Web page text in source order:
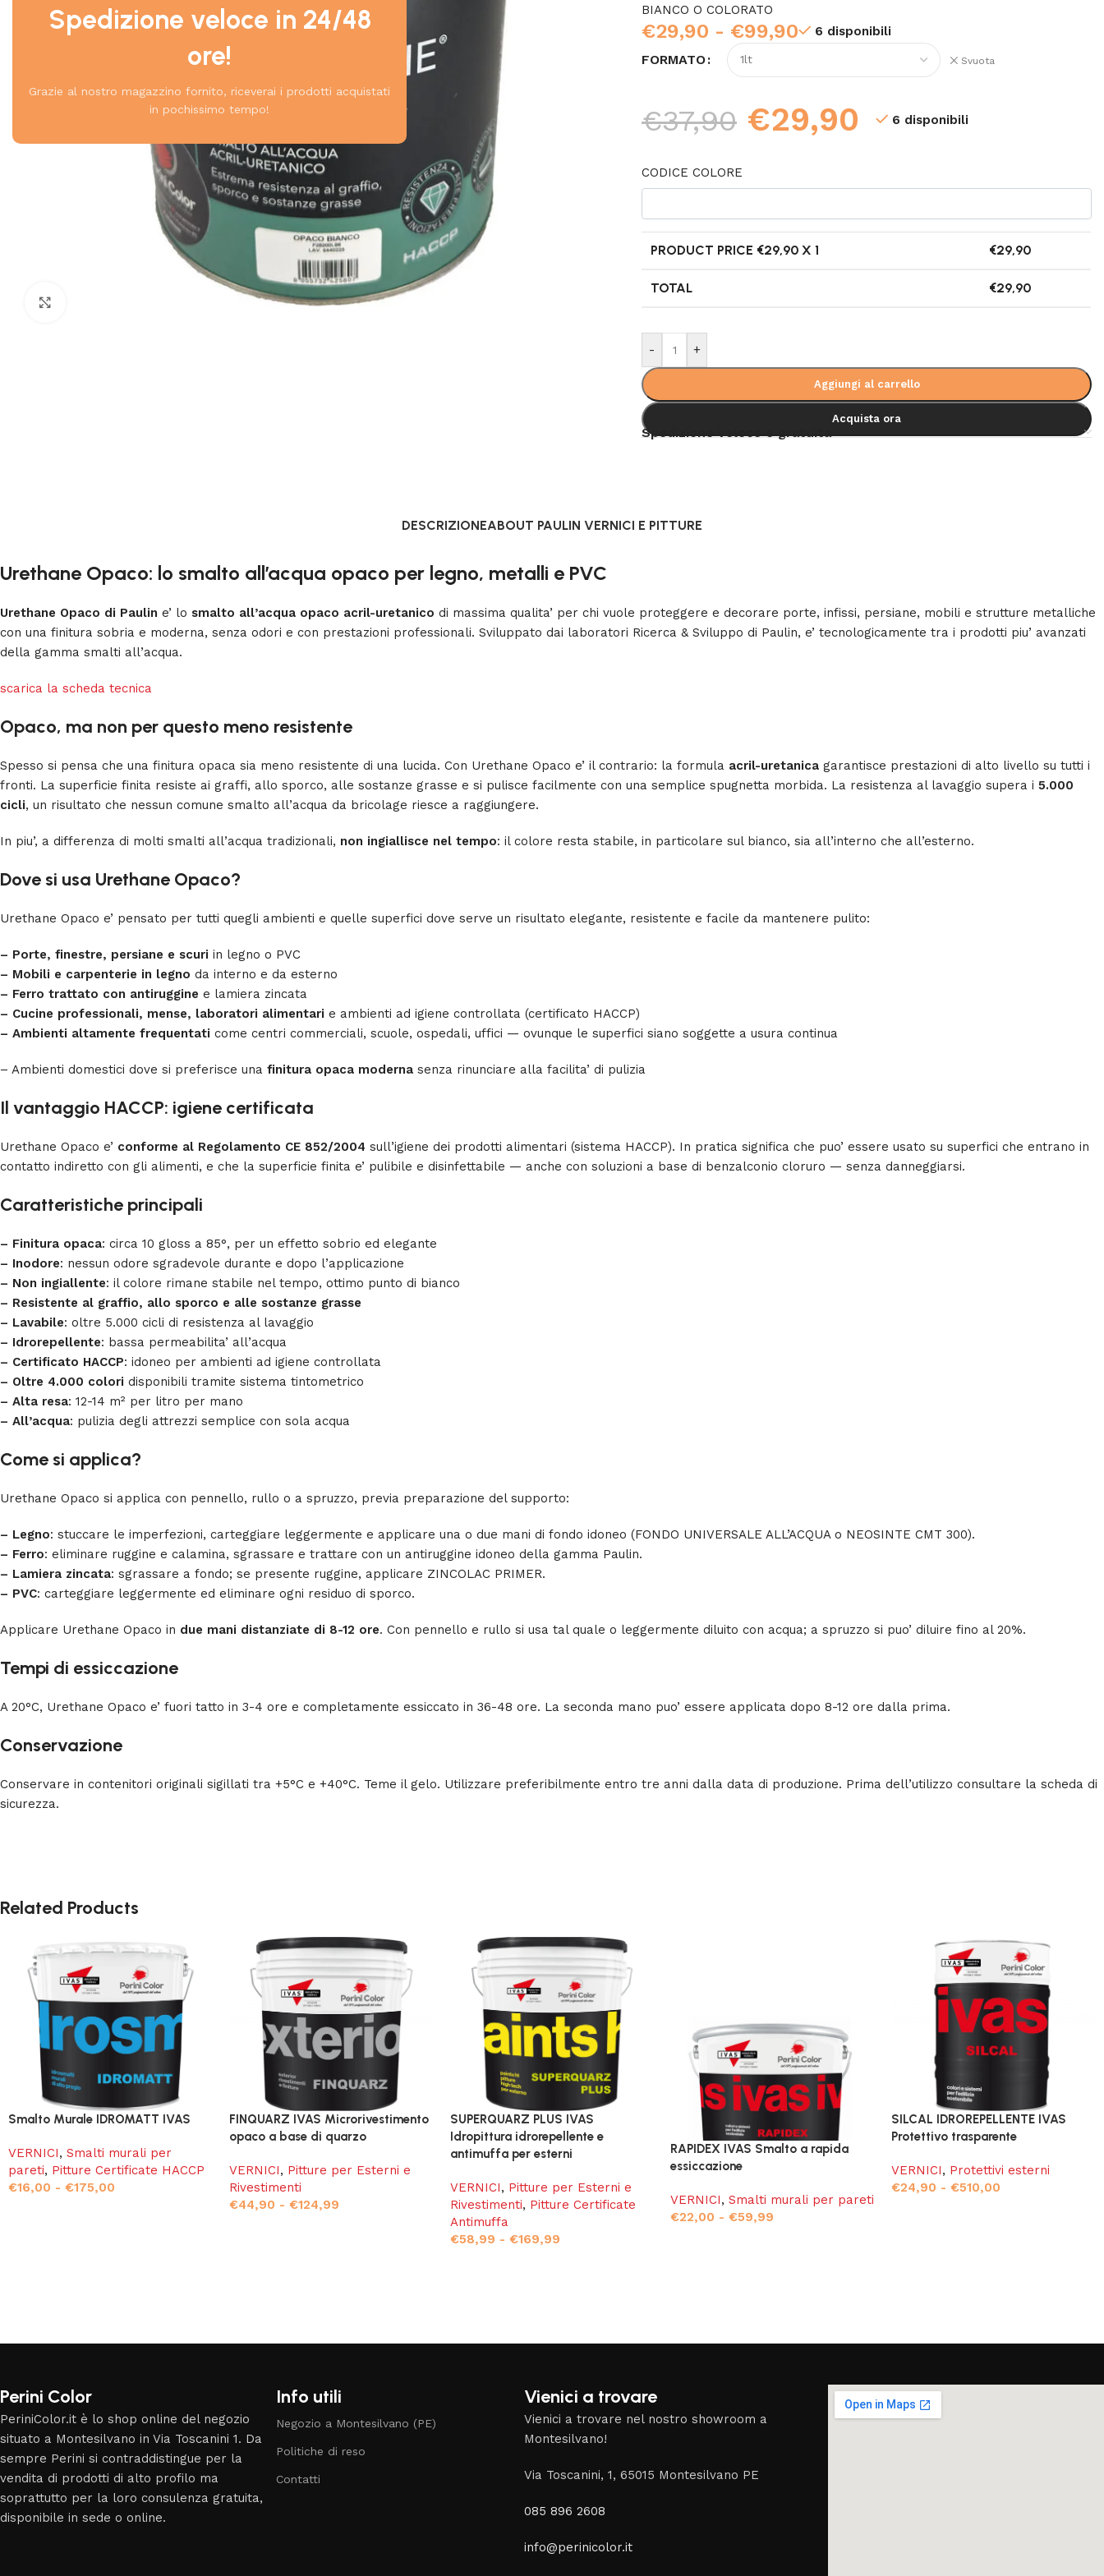
Spedizione veloce in 24/48
ore!
Grazie al nostro magazzino fornito, riceverai i prodotti acquistati
in pochissimo tempo!
BIANCO O COLORATO
€29,90 - €99,90 6 disponibili
FORMATO Svuota
€37,90 €29,90 6 disponibili
CODICE COLORE
PRODUCT PRICE €29,90 X 1 €29,90
TOTAL €29,90
- +
Aggiungi al carrello
Acquista ora
Spedizione veloce e gratuita
DESCRIZIONEABOUT PAULIN VERNICI E PITTURE
Urethane Opaco: lo smalto all’acqua opaco per legno, metalli e PVC
Urethane Opaco di Paulin e’ lo smalto all’acqua opaco acril-uretanico di massima qualita’ per chi vuole proteggere e decorare porte, infissi, persiane, mobili e strutture metalliche
con una finitura sobria e moderna, senza odori e con prestazioni professionali. Sviluppato dai laboratori Ricerca & Sviluppo di Paulin, e’ tecnologicamente tra i prodotti piu’ avanzati
della gamma smalti all’acqua.
scarica la scheda tecnica
Opaco, ma non per questo meno resistente
Spesso si pensa che una finitura opaca sia meno resistente di una lucida. Con Urethane Opaco e’ il contrario: la formula acril-uretanica garantisce prestazioni di alto livello su tutti i
fronti. La superficie finita resiste ai graffi, allo sporco, alle sostanze grasse e si pulisce facilmente con una semplice spugnetta morbida. La resistenza al lavaggio supera i 5.000
cicli, un risultato che nessun comune smalto all’acqua da bricolage riesce a raggiungere.
In piu’, a differenza di molti smalti all’acqua tradizionali, non ingiallisce nel tempo: il colore resta stabile, in particolare sul bianco, sia all’interno che all’esterno.
Dove si usa Urethane Opaco?
Urethane Opaco e’ pensato per tutti quegli ambienti e quelle superfici dove serve un risultato elegante, resistente e facile da mantenere pulito:
– Porte, finestre, persiane e scuri in legno o PVC
– Mobili e carpenterie in legno da interno e da esterno
– Ferro trattato con antiruggine e lamiera zincata
– Cucine professionali, mense, laboratori alimentari e ambienti ad igiene controllata (certificato HACCP)
– Ambienti altamente frequentati come centri commerciali, scuole, ospedali, uffici — ovunque le superfici siano soggette a usura continua
– Ambienti domestici dove si preferisce una finitura opaca moderna senza rinunciare alla facilita’ di pulizia
Il vantaggio HACCP: igiene certificata
Urethane Opaco e’ conforme al Regolamento CE 852/2004 sull’igiene dei prodotti alimentari (sistema HACCP). In pratica significa che puo’ essere usato su superfici che entrano in
contatto indiretto con gli alimenti, e che la superficie finita e’ pulibile e disinfettabile — anche con soluzioni a base di benzalconio cloruro — senza danneggiarsi.
Caratteristiche principali
– Finitura opaca: circa 10 gloss a 85°, per un effetto sobrio ed elegante
– Inodore: nessun odore sgradevole durante e dopo l’applicazione
– Non ingiallente: il colore rimane stabile nel tempo, ottimo punto di bianco
– Resistente al graffio, allo sporco e alle sostanze grasse
– Lavabile: oltre 5.000 cicli di resistenza al lavaggio
– Idrorepellente: bassa permeabilita’ all’acqua
– Certificato HACCP: idoneo per ambienti ad igiene controllata
– Oltre 4.000 colori disponibili tramite sistema tintometrico
– Alta resa: 12-14 m² per litro per mano
– All’acqua: pulizia degli attrezzi semplice con sola acqua
Come si applica?
Urethane Opaco si applica con pennello, rullo o a spruzzo, previa preparazione del supporto:
– Legno: stuccare le imperfezioni, carteggiare leggermente e applicare una o due mani di fondo idoneo (FONDO UNIVERSALE ALL’ACQUA o NEOSINTE CMT 300).
– Ferro: eliminare ruggine e calamina, sgrassare e trattare con un antiruggine idoneo della gamma Paulin.
– Lamiera zincata: sgrassare a fondo; se presente ruggine, applicare ZINCOLAC PRIMER.
– PVC: carteggiare leggermente ed eliminare ogni residuo di sporco.
Applicare Urethane Opaco in due mani distanziate di 8-12 ore. Con pennello e rullo si usa tal quale o leggermente diluito con acqua; a spruzzo si puo’ diluire fino al 20%.
Tempi di essiccazione
A 20°C, Urethane Opaco e’ fuori tatto in 3-4 ore e completamente essiccato in 36-48 ore. La seconda mano puo’ essere applicata dopo 8-12 ore dalla prima.
Conservazione
Conservare in contenitori originali sigillati tra +5°C e +40°C. Teme il gelo. Utilizzare preferibilmente entro tre anni dalla data di produzione. Prima dell’utilizzo consultare la scheda di
sicurezza.
Related Products
Smalto Murale IDROMATT IVAS
VERNICI, Smalti murali per
pareti, Pitture Certificate HACCP
€16,00 - €175,00
FINQUARZ IVAS Microrivestimento
opaco a base di quarzo
VERNICI, Pitture per Esterni e
Rivestimenti
€44,90 - €124,99
SUPERQUARZ PLUS IVAS
Idropittura idrorepellente e
antimuffa per esterni
VERNICI, Pitture per Esterni e
Rivestimenti, Pitture Certificate
Antimuffa
€58,99 - €169,99
RAPIDEX IVAS Smalto a rapida
essiccazione
VERNICI, Smalti murali per pareti
€22,00 - €59,99
SILCAL IDROREPELLENTE IVAS
Protettivo trasparente
VERNICI, Protettivi esterni
€24,90 - €510,00
Perini Color
PeriniColor.it è lo shop online del negozio
situato a Montesilvano in Via Toscanini 1. Da
sempre Perini si contraddistingue per la
vendita di prodotti di alto profilo ma
soprattutto per la loro consulenza gratuita,
disponibile in sede o online.
Info utili
Negozio a Montesilvano (PE)
Politiche di reso
Contatti
Vienici a trovare
Vienici a trovare nel nostro showroom a
Montesilvano!
Via Toscanini, 1, 65015 Montesilvano PE
085 896 2608
info@perinicolor.it